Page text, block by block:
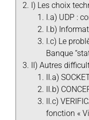
I) Les choix
I.a) UDP :
I.b)
I.c) Le
Banque
II) Autres
II.a)
II.b)
II.c)
fonction «